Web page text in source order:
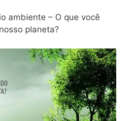
ambiente – O que você
planeta?